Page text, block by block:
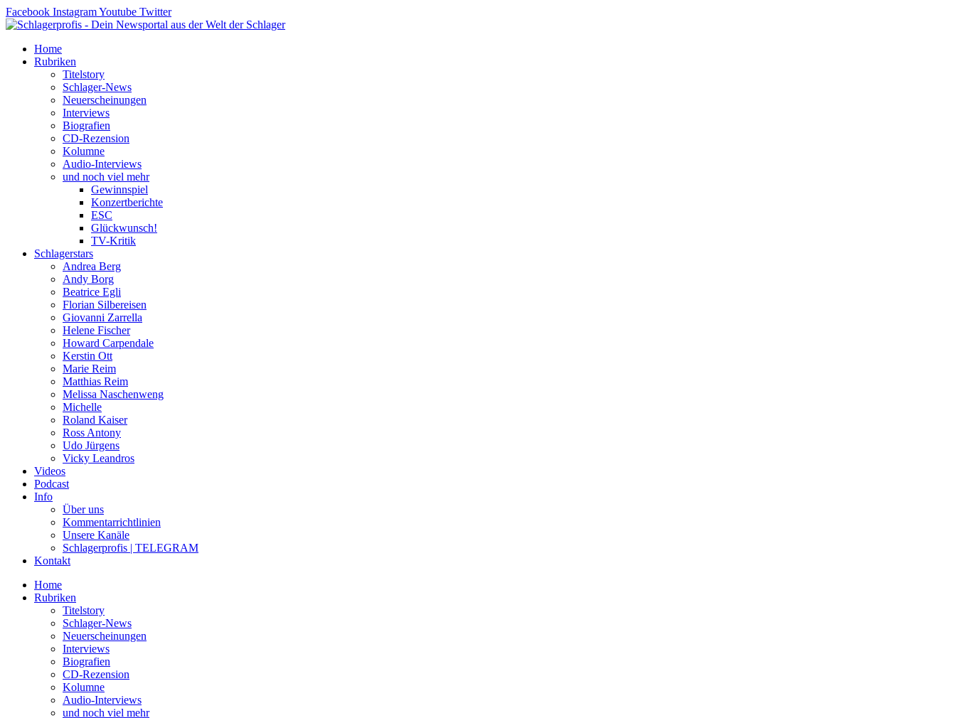
Zum
Inhalt
Facebook InstagramYoutube Twitter
Home
Rubriken
Titelstory
Schlager-News
Neuerscheinungen
Interviews
Biografien
CD-Rezension
Kolumne
Audio-Interviews
und noch viel mehr
Gewinnspiel
Konzertberichte
ESC
Glückwunsch!
TV-Kritik
Schlagerstars
Andrea Berg
Andy Borg
Beatrice Egli
Florian Silbereisen
Giovanni Zarrella
Helene Fischer
Howard Carpendale
Kerstin Ott
Marie Reim
Matthias Reim
Melissa Naschenweng
Michelle
Roland Kaiser
Ross Antony
Udo Jürgens
Vicky Leandros
Videos
Podcast
Info
Über uns
Kommentarrichtlinien
Unsere Kanäle
Schlagerprofis | TELEGRAM
Kontakt
Home
Rubriken
Titelstory
Schlager-News
Neuerscheinungen
Interviews
Biografien
CD-Rezension
Kolumne
Audio-Interviews
und noch viel mehr